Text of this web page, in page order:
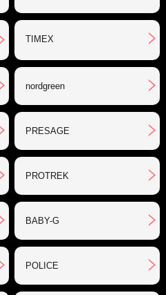
TIMEX
nordgreen
PRESAGE
PROTREK
BABY-G
POLICE